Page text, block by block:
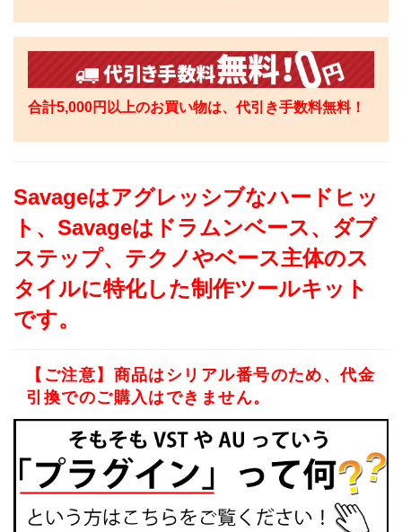
合計5,000円以上のお買い物は、代引き手数料無料！
Savageはアグレッシブなハードヒッ
ト、Savageはドラムンベース、ダブ
ステップ、テクノやベース主体のス
タイルに特化した制作ツールキット
です。
【ご注意】商品はシリアル番号のため、代金
引換でのご購入はできません。